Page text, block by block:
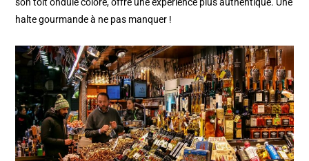
halte gourmande à ne pas manquer !